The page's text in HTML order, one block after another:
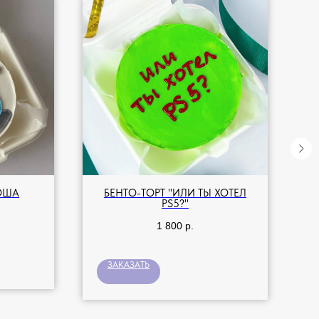
БЕНТО-ТОРТ "ИЛИ ТЫ ХОТЕЛ
PS5?"
1 800 р.
ЗАКАЗАТЬ